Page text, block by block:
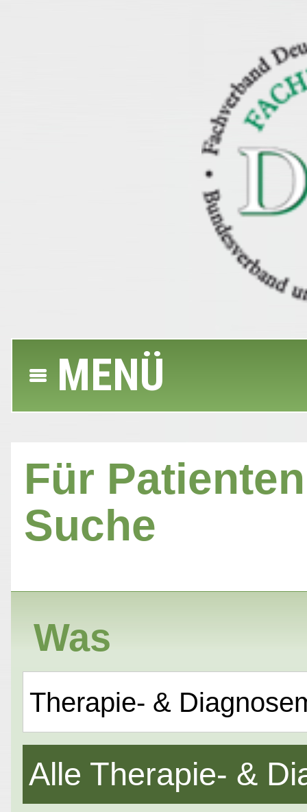
MENÜ
Für
Suche
Was
Therapie- &
Alle Therapie- &